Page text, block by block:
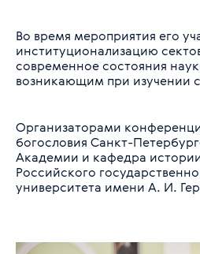
Во время мероприятия его
институционализацию
современное состояния
возникающим при изучении
Организаторами
богословия Санкт-
Академии и кафедра
Российского
университета имени А. И.